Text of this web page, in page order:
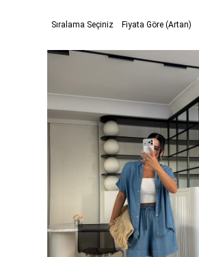
Sıralama Seçiniz Fiyata Göre (Artan)